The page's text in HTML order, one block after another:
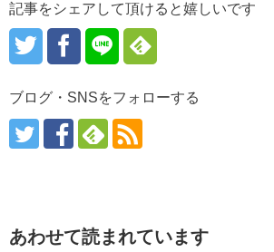
記事をシェアして頂けると嬉しいです
ブログ・SNSをフォローする
あわせて読まれています